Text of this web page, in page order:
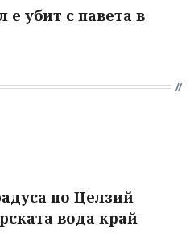
убит с павета в
по Целзий
вода край